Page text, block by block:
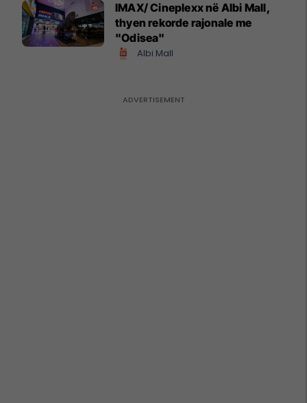
IMAX/ Cineplexx në Albi Mall,
thyen rekorde rajonale me
"Odisea"
Albi Mall